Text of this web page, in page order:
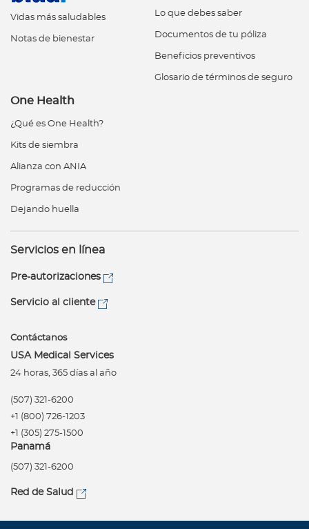
Vidas más saludables
Notas de bienestar
Lo que debes saber
Documentos de tu póliza
Beneficios preventivos
Glosario de términos de seguro
One Health
¿Qué es One Health?
Kits de siembra
Alianza con ANIA
Programas de reducción
Dejando huella
Servicios en línea
Pre-autorizaciones
Servicio al cliente
Contáctanos
USA Medical Services
24 horas, 365 días al año
(507) 321-6200
+1 (800) 726-1203
+1 (305) 275-1500
Panamá
(507) 321-6200
Red de Salud